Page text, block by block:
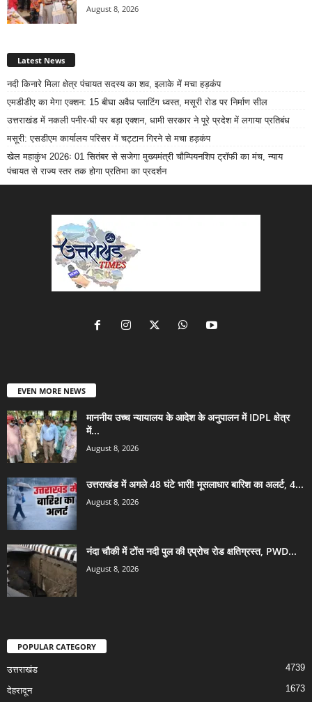
August 8, 2026
Latest News
नदी किनारे मिला क्षेत्र पंचायत सदस्य का शव, इलाके में मचा हड़कंप
एमडीडीए का मेगा एक्शन: 15 बीघा अवैध प्लाटिंग ध्वस्त, मसूरी रोड पर निर्माण सील
उत्तराखंड में नकली पनीर-घी पर बड़ा एक्शन, धामी सरकार ने पूरे प्रदेश में लगाया प्रतिबंध
मसूरी: एसडीएम कार्यालय परिसर में चट्टान गिरने से मचा हड़कंप
खेल महाकुंभ 2026ः 01 सितंबर से सजेगा मुख्यमंत्री चौम्पियनशिप ट्रॉफी का मंच, न्याय
पंचायत से राज्य स्तर तक होगा प्रतिभा का प्रदर्शन
EVEN MORE NEWS
माननीय उच्च न्यायालय के आदेश के अनुपालन में IDPL क्षेत्र
में...
August 8, 2026
उत्तराखंड में अगले 48 घंटे भारी! मूसलाधार बारिश का अलर्ट, 4...
August 8, 2026
नंदा चौकी में टोंस नदी पुल की एप्रोच रोड क्षतिग्रस्त, PWD...
August 8, 2026
POPULAR CATEGORY
उत्तराखंड 4739
देहरादून 1673